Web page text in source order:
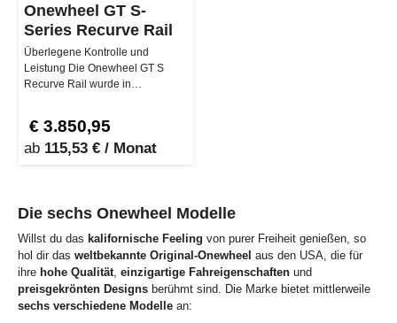
Onewheel GT S-
Series Recurve Rail
Überlegene Kontrolle und
Leistung Die Onewheel GT S
Recurve Rail wurde in
€ 3.850,95
ab 115,53 € / Monat
Die sechs Onewheel Modelle
Willst du das kalifornische Feeling von purer Freiheit genießen, so
hol dir das weltbekannte Original-Onewheel aus den USA, die für
ihre hohe Qualität einzigartige Fahreigenschaften und
preisgekrönten Designs berühmt sind. Die Marke bietet mittlerweile
sechs verschiedene Modelle an: